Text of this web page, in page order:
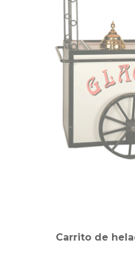
Carrito de